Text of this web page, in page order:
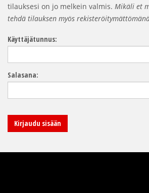
tilauksesi on jo melkein valmis. Mikäli et
tehdä tilauksen myös
Käyttäjätunnus:
Salasana: